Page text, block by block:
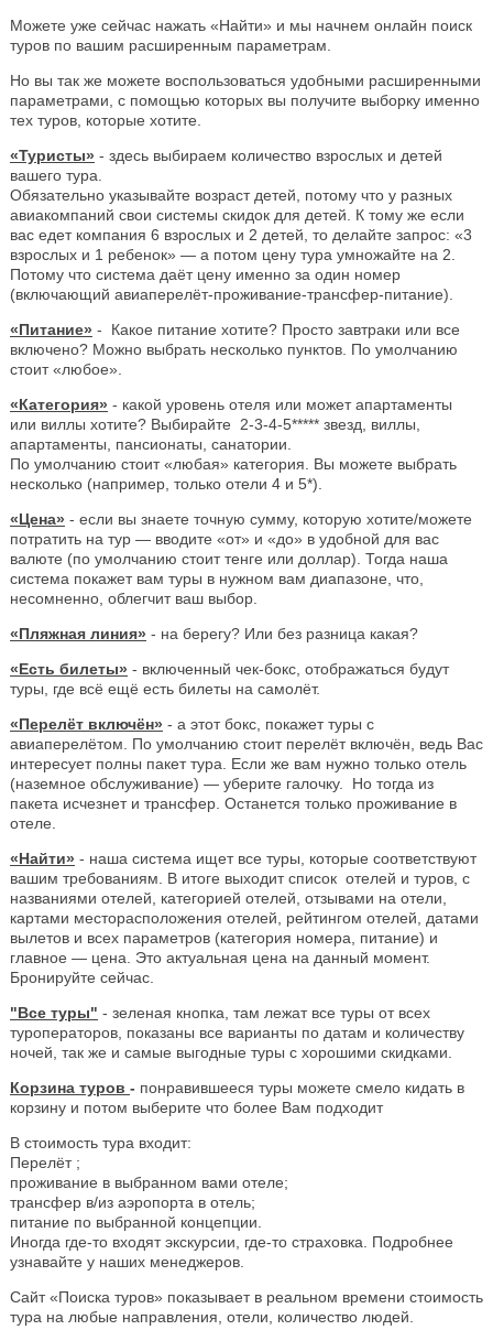
Можете уже сейчас нажать «Найти» и мы начнем онлайн поиск
туров по вашим расширенным параметрам.
Но вы так же можете воспользоваться удобными расширенными
параметрами, с помощью которых вы получите выборку именно
тех туров, которые хотите.
«Туристы» - здесь выбираем количество взрослых и детей
вашего тура.
Обязательно указывайте возраст детей, потому что у разных
авиакомпаний свои системы скидок для детей. К тому же если
вас едет компания 6 взрослых и 2 детей, то делайте запрос: «3
взрослых и 1 ребенок» — а потом цену тура умножайте на 2.
Потому что система даёт цену именно за один номер
(включающий авиаперелёт-проживание-трансфер-питание).
«Питание» - Какое питание хотите? Просто завтраки или все
включено? Можно выбрать несколько пунктов. По умолчанию
стоит «любое».
«Категория» - какой уровень отеля или может апартаменты
или виллы хотите? Выбирайте 2-3-4-5***** звезд, виллы,
апартаменты, пансионаты, санатории.
По умолчанию стоит «любая» категория. Вы можете выбрать
несколько (например, только отели 4 и 5*).
«Цена» - если вы знаете точную сумму, которую хотите/можете
потратить на тур — вводите «от» и «до» в удобной для вас
валюте (по умолчанию стоит тенге или доллар). Тогда наша
система покажет вам туры в нужном вам диапазоне, что,
несомненно, облегчит ваш выбор.
«Пляжная линия» - на берегу? Или без разница какая?
«Есть билеты» - включенный чек-бокс, отображаться будут
туры, где всё ещё есть билеты на самолёт.
«Перелёт включён» - а этот бокс, покажет туры с
авиаперелётом. По умолчанию стоит перелёт включён, ведь Вас
интересует полны пакет тура. Если же вам нужно только отель
(наземное обслуживание) — уберите галочку. Но тогда из
пакета исчезнет и трансфер. Останется только проживание в
отеле.
«Найти» - наша система ищет все туры, которые соответствуют
вашим требованиям. В итоге выходит список отелей и туров, с
названиями отелей, категорией отелей, отзывами на отели,
картами месторасположения отелей, рейтингом отелей, датами
вылетов и всех параметров (категория номера, питание) и
главное — цена. Это актуальная цена на данный момент.
Бронируйте сейчас.
"Все туры" - зеленая кнопка, там лежат все туры от всех
туроператоров, показаны все варианты по датам и количеству
ночей, так же и самые выгодные туры с хорошими скидками.
Корзина туров - понравившееся туры можете смело кидать в
корзину и потом выберите что более Вам подходит
В стоимость тура входит:
Перелёт ;
проживание в выбранном вами отеле;
трансфер в/из аэропорта в отель;
питание по выбранной концепции.
Иногда где-то входят экскурсии, где-то страховка. Подробнее
узнавайте у наших менеджеров.
Сайт «Поиска туров» показывает в реальном времени стоимость
тура на любые направления, отели, количество людей.